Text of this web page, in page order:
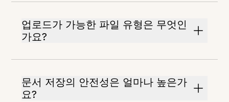
업로드가 가능한 파일 유형은 무엇인
가요?
문서 저장의 안전성은 얼마나 높은가
요?